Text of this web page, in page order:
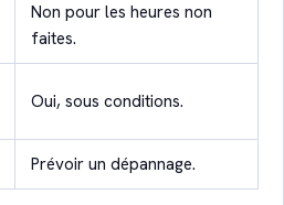
Non pour les heures non
faites.
Oui, sous conditions.
Prévoir un dépannage.